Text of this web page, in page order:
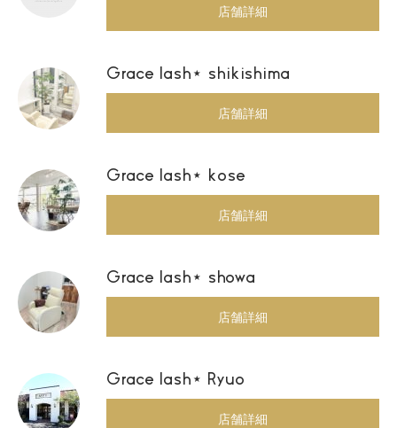
店舗詳細
Grace lash⋆ shikishima
店舗詳細
Grace lash⋆ kose
店舗詳細
Grace lash⋆ showa
店舗詳細
Grace lash⋆ Ryuo
店舗詳細